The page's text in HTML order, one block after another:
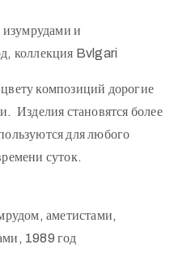
изумрудами и
коллекция Bvlgari
композиций дорогие
Изделия становятся более
для любого
суток.
аметистами,
1989 год